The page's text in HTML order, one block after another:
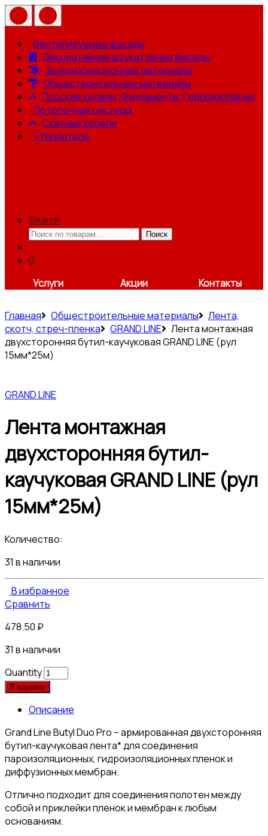
Вентилируемые фасады
Декоративные штукатурные фасады
Звукоизоляционные материалы
Общестроительные материалы
Плоские кровли, Фундаменты, Гидроизоляция
Потолочная система
Скатные кровли
Утеплитель
Search
Искать:
Поиск
0
Услуги
Акции Контакты
Главная Общестроительные материалы
Лента,
скотч, стреч-пленка
GRAND LINE
Лента монтажная
двухсторонняя бутил-каучуковая GRAND LINE (рул
15мм*25м)
GRAND LINE
Лента монтажная
двухсторонняя бутил-
каучуковая GRAND LINE (рул
15мм*25м)
Количество:
31 в наличии
В избранное
Сравнить
478.50 ₽
31 в наличии
Quantity
В корзину
Описание
Grand Line Butyl Duo Pro – армированная двухсторонняя
бутил-каучуковая лента* для соединения
пароизоляционных, гидроизоляционных пленок и
диффузионных мембран.
Отлично подходит для соединения полотен между
собой и приклейки пленок и мембран к любым
основаниям.